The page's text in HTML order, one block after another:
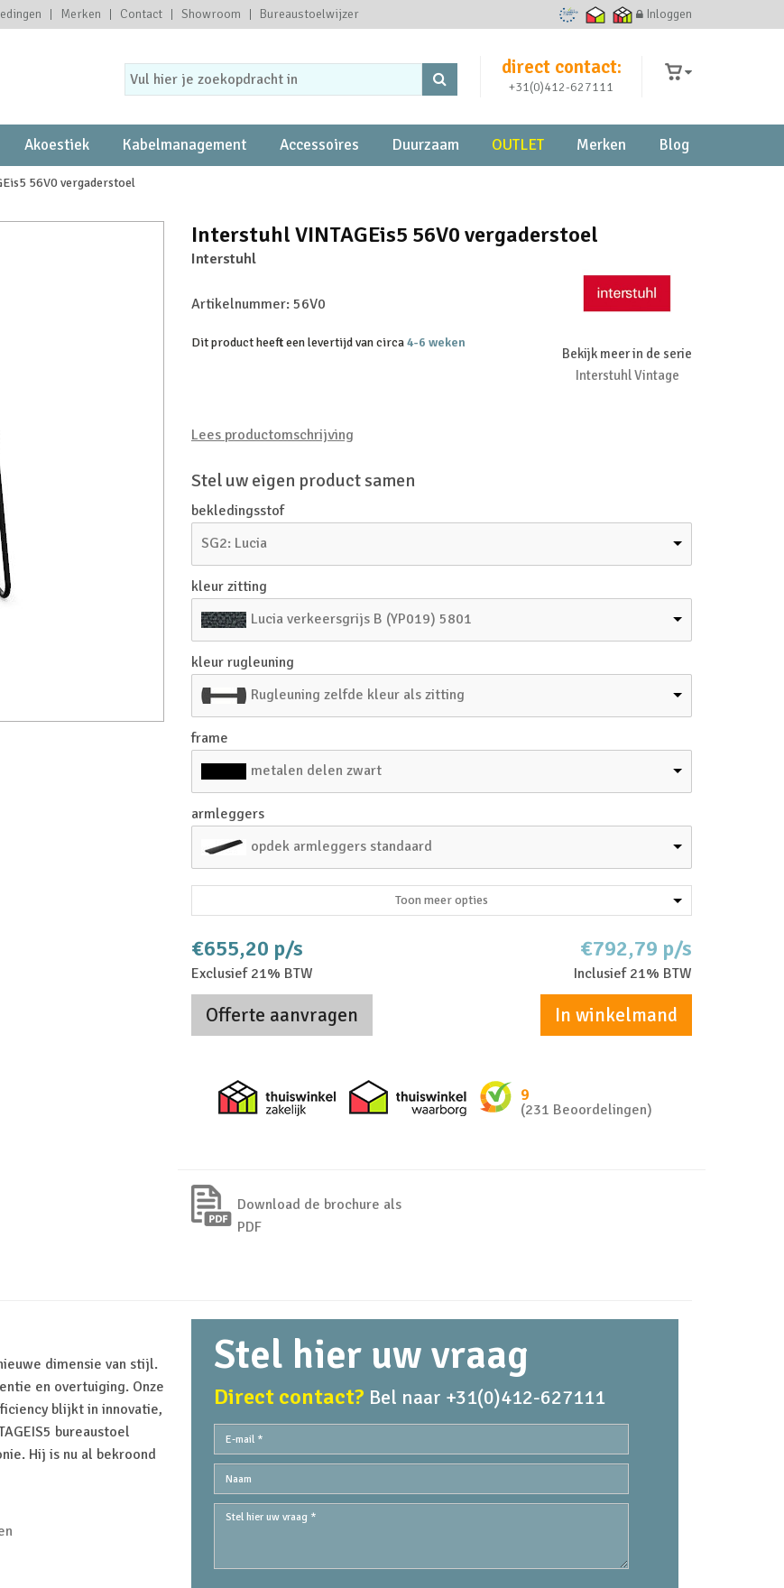
Merken Contact Showroom Bureaustoelwijzer Ecommerce Europe Trustmark
Thuiswinkel waarborg
Thuiswinkel zakelijk
Inloggen
direct contact:
+31(0)412-627111
Akoestiek Kabelmanagement Accessoires Duurzaam OUTLET Merken Blog
56V0 vergaderstoel
Interstuhl VINTAGEis5 56V0 vergaderstoel
Bekijk meer in de serie
Interstuhl Vintage
Interstuhl
Artikelnummer: 56V0
Dit product heeft een levertijd van circa4-6 weken
Lees productomschrijving
Stel uw eigen product samen
bekledingsstof
SG2: Lucia
kleur zitting
Lucia verkeersgrijs B (YP019) 5801
kleur rugleuning
Rugleuning zelfde kleur als zitting
frame
metalen delen zwart
armleggers
opdek armleggers standaard
Toon meer opties
€655,20 p/s
Exclusief 21% BTW
€792,79 p/s
Inclusief 21% BTW
In winkelmand
Offerte aanvragen
Thuiswinkel zakelijk Thuiswinkel waarborg
9
(231 Beoordelingen)
Download de brochure als
PDF
dimensie van stijl.
en overtuiging. Onze
blijkt in innovatie,
bureaustoel
Hij is nu al bekroond
Stel hier uw vraag
Direct contact? Bel naar +31(0)412-627111